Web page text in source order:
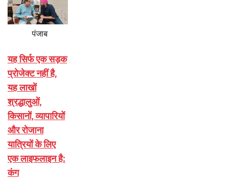
पंजाब
यह सिर्फ एक सड़क
प्रोजेक्ट नहीं है,
यह लाखों
श्रद्धालुओं,
किसानों, व्यापारियों
और रोजाना
यात्रियों के लिए
एक लाइफलाइन है:
कंग